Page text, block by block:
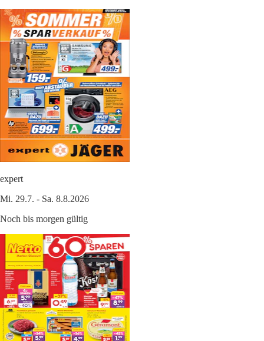
expert
Mi. 29.7. - Sa. 8.8.2026
Noch bis morgen gültig